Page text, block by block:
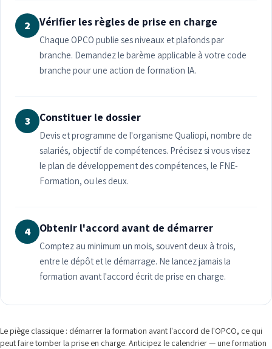
2 Vérifier les règles de prise en charge
Chaque OPCO publie ses niveaux et plafonds par
branche. Demandez le barème applicable à votre code
branche pour une action de formation IA.
3 Constituer le dossier
Devis et programme de l'organisme Qualiopi, nombre de
salariés, objectif de compétences. Précisez si vous visez
le plan de développement des compétences, le FNE-
Formation, ou les deux.
4 Obtenir l'accord avant de démarrer
Comptez au minimum un mois, souvent deux à trois,
entre le dépôt et le démarrage. Ne lancez jamais la
formation avant l'accord écrit de prise en charge.
Le piège classique : démarrer la formation avant l'accord de l'OPCO, ce qui
peut faire tomber la prise en charge. Anticipez le calendrier — une formation